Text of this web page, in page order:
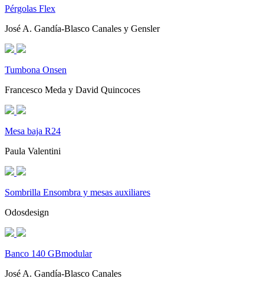
Pérgolas Flex
José A. Gandía-Blasco Canales y Gensler
Tumbona Onsen
Francesco Meda y David Quincoces
Mesa baja R24
Paula Valentini
Sombrilla Ensombra y mesas auxiliares
Odosdesign
Banco 140 GBmodular
José A. Gandía-Blasco Canales